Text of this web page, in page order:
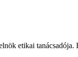
etikai tanácsadója.